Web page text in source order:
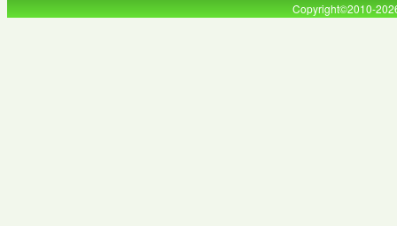
Copyright©2010-